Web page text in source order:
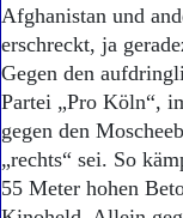
Afghanistan und
erschreckt, ja
Gegen den
Partei „Pro Köln“,
gegen den
„rechts“ sei. So
55 Meter hohen